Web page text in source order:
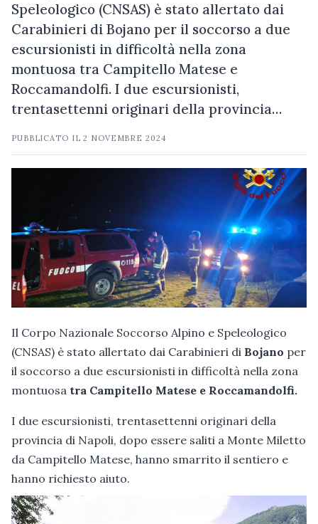
Speleologico (CNSAS) è stato allertato dai
Carabinieri di Bojano per il soccorso a due
escursionisti in difficoltà nella zona
montuosa tra Campitello Matese e
Roccamandolfi. I due escursionisti,
trentasettenni originari della provincia…
PUBBLICATO IL2 NOVEMBRE 2024
Il Corpo Nazionale Soccorso Alpino e Speleologico
(CNSAS) è stato allertato dai Carabinieri di Bojano per
il soccorso a due escursionisti in difficoltà nella zona
montuosa tra Campitello Matese e Roccamandolfi.
I due escursionisti, trentasettenni originari della
provincia di Napoli, dopo essere saliti a Monte Miletto
da Campitello Matese, hanno smarrito il sentiero e
hanno richiesto aiuto.